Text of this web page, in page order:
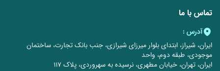
تماس با ما
آدرس :
ایران، شیراز، ابتدای بلوار میرزای شیرازی، جنب بانک تجارت، ساختمان
موجودی، طبقه دوم، واحد
ایران، تهران، خیابان مطهری، نرسیده به سهروردی، پلاک 117